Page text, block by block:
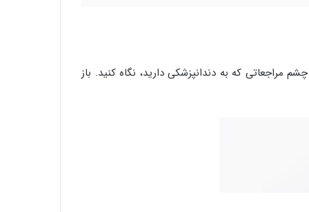
هر ۴-۳ سال یک بار سرویس کنید و به آن به چشم مراجعاتی که به دندانپزشکی دارید، نگاه کنید. باز